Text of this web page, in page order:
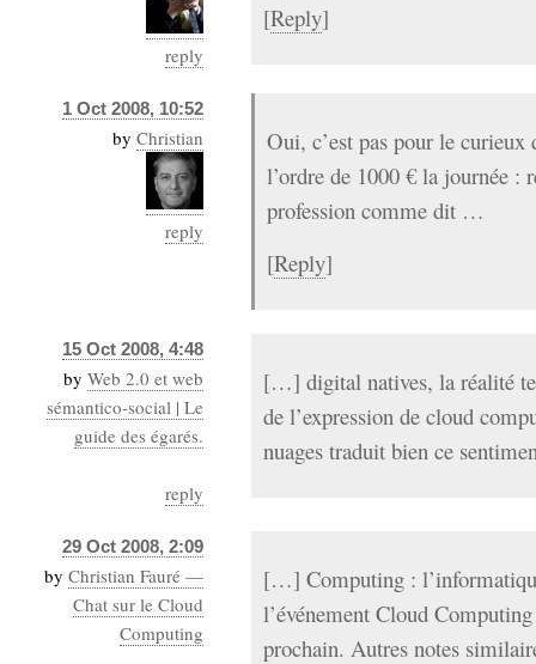
reply
[Reply]
1 Oct 2008, 10:52
by Christian
reply
Oui, c’est pas pour le curieux
l’ordre de 1000 € la journée :
profession comme dit …
[Reply]
15 Oct 2008, 4:48
by Web 2.0 et web
sémantico-social | Le
guide des égarés.
reply
[…] digital natives, la réalité
de l’expression de cloud
nuages traduit bien ce
29 Oct 2008, 2:09
by Christian Fauré —
Chat sur le Cloud
Computing
[…] Computing :
l’événement Cloud
prochain. Autres notes